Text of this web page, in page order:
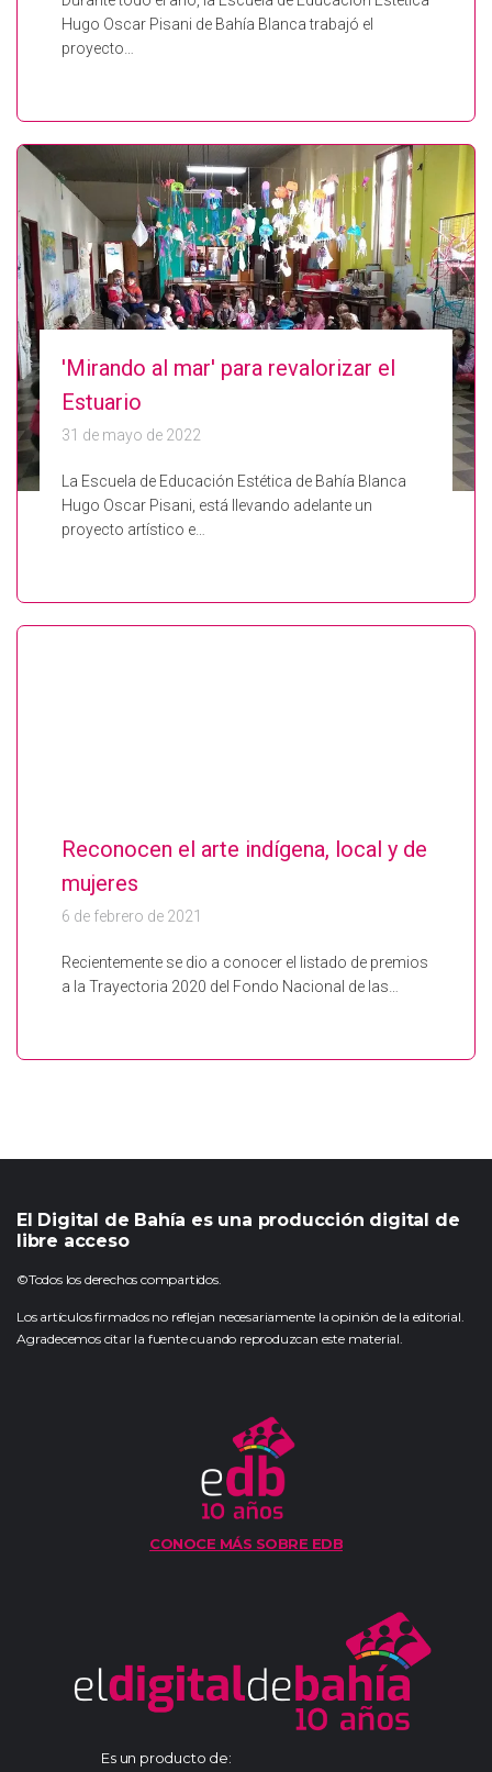
Hugo Oscar Pisani de Bahía Blanca trabajó el
proyecto…
'Mirando al mar' para revalorizar el
Estuario
31 de mayo de 2022
La Escuela de Educación Estética de Bahía Blanca
Hugo Oscar Pisani, está llevando adelante un
proyecto artístico e…
Reconocen el arte indígena, local y de
mujeres
6 de febrero de 2021
Recientemente se dio a conocer el listado de premios
a la Trayectoria 2020 del Fondo Nacional de las…
El Digital de Bahía es una producción digital de
libre acceso
©Todos los derechos compartidos.
Los artículos firmados no reflejan necesariamente la opinión de la editorial.
Agradecemos citar la fuente cuando reproduzcan este material.
CONOCE MÁS SOBRE EDB
Es un producto de: